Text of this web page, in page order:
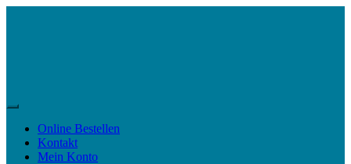
Menu
Online Bestellen
Kontakt
Mein Konto